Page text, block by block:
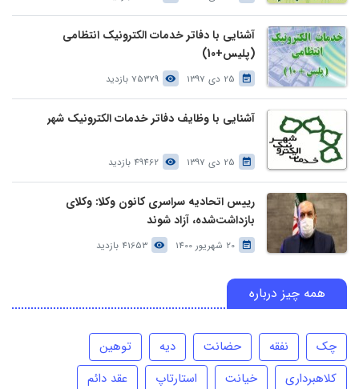
آشنایی با دفاتر خدمات الکترونیک انتظامی
(پلیس+10)
25 دی 1397 75379 بازدید
آشنایی با وظایف دفاتر خدمات الکترونیک شهر
25 دی 1397 49462 بازدید
رییس اتحادیه سراسری کانون وکلا: وکلای
بازداشت‌شده، آزاد شوند
20 شهریور 1400 41653 بازدید
همه چیز درباره
چک نفقه حضانت دیه
توهین
کلاهبرداری
خیانت استارتاپ
عقد دائم